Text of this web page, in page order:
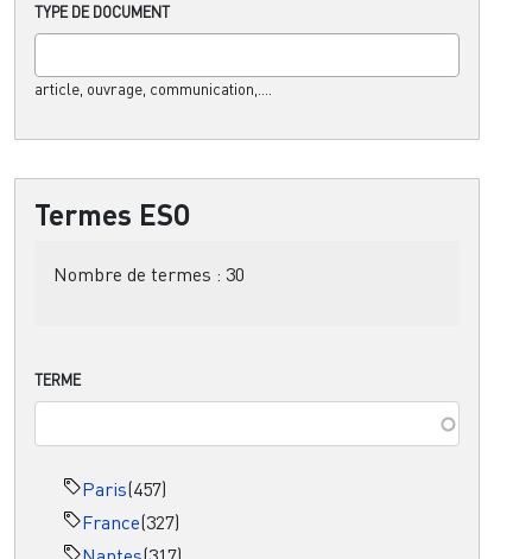
TYPE DE DOCUMENT
article, ouvrage, communication,....
Termes ESO
Nombre de termes : 30
TERME
Paris(457)
France(327)